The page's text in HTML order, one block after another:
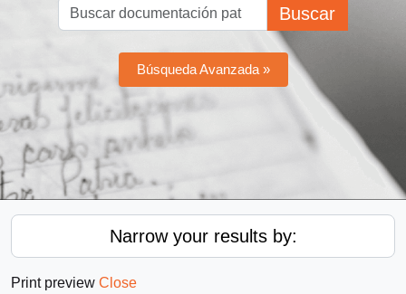
Buscar
Búsqueda Avanzada »
Narrow your results by:
Print preview Close